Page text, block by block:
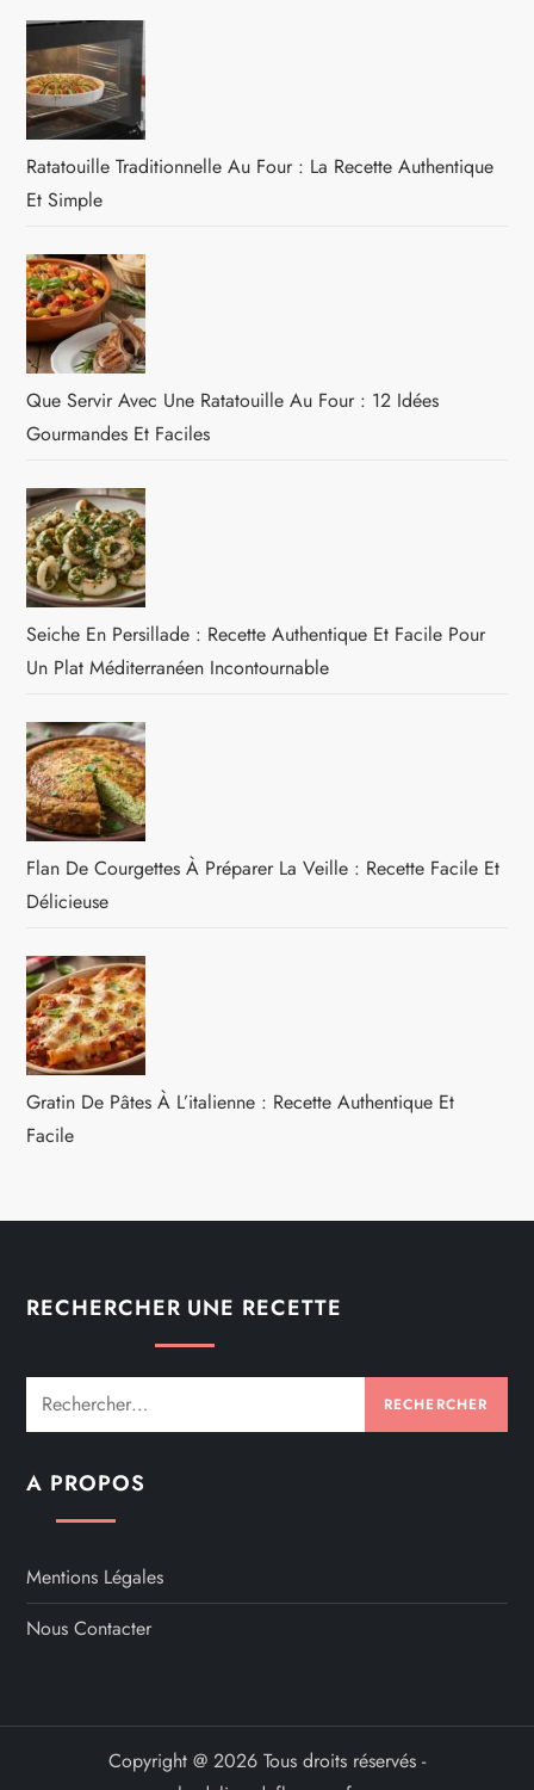
Ratatouille Traditionnelle Au Four : La Recette Authentique
Et Simple
Que Servir Avec Une Ratatouille Au Four : 12 Idées
Gourmandes Et Faciles
Seiche En Persillade : Recette Authentique Et Facile Pour
Un Plat Méditerranéen Incontournable
Flan De Courgettes À Préparer La Veille : Recette Facile Et
Délicieuse
Gratin De Pâtes À L’italienne : Recette Authentique Et
Facile
RECHERCHER UNE RECETTE
Rechercher :
A PROPOS
Mentions Légales
Nous Contacter
Copyright @ 2026 Tous droits réservés -